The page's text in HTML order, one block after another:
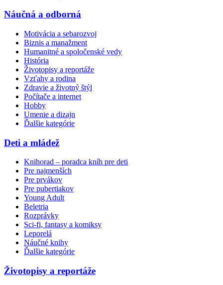
Náučná a odborná
Motivácia a sebarozvoj
Biznis a manažment
Humanitné a spoločenské vedy
História
Životopisy a reportáže
Vzťahy a rodina
Zdravie a životný štýl
Počítače a internet
Hobby
Umenie a dizajn
Ďalšie kategórie
Deti a mládež
Knihorad – poradca kníh pre deti
Pre najmenších
Pre prvákov
Pre pubertiakov
Young Adult
Beletria
Rozprávky
Sci-fi, fantasy a komiksy
Leporelá
Náučné knihy
Ďalšie kategórie
Životopisy a reportáže